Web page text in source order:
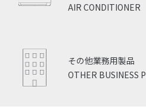
AIR CONDITIONER
OTHER BUSINESS
その他業務用製品